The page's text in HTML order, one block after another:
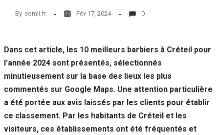
By comli.fr Fév 17, 2024 0
Dans cet article, les 10 meilleurs barbiers à Créteil pour
l’année 2024 sont présentés, sélectionnés
minutieusement sur la base des lieux les plus
commentés sur Google Maps. Une attention particulière
a été portée aux avis laissés par les clients pour établir
ce classement. Par les habitants de Créteil et les
visiteurs, ces établissements ont été fréquentés et
site Web
aussi bien que
possible lors
Si vous
refusez ces
cookies,
certaines
fonctionnalités